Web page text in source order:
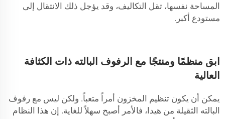
المساحة نفسها، تقل التكاليف، وقد يؤجل ذلك الانتقال إلى
مستودع أكبر.
ابق منظمًا ومنتجًا مع الرفوف البالته ذات الكثافة
العالية
يمكن أن يكون تنظيم المخزون أمراً متعباً. ولكن ليس مع رفوف
البالته الثقيلة من هيدا، فالأمر أصبح سهلاً للغاية. إن هذا النظام